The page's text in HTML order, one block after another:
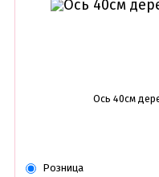
Ось 40см
Розница